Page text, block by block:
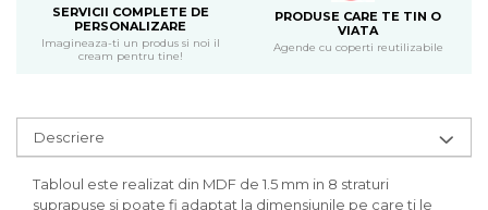
CERCEI ZAMAC
Ateliere - planse cu nisip colorat
SERVICII COMPLETE DE
PERSONALIZARE
Imagineaza-ti un produs si noi il
cream pentru tine!
PRODUSE CARE TE TIN O
VIATA
Agende cu coperti reutilizabile
Descriere
Tabloul este realizat din MDF de 1.5 mm in 8 straturi
suprapuse si poate fi adaptat la dimensiunile pe care ti le